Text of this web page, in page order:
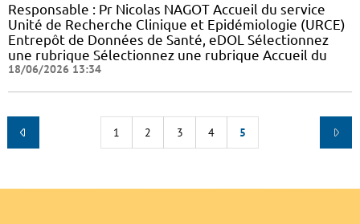
Responsable : Pr Nicolas NAGOT Accueil du service
Unité de Recherche Clinique et Epidémiologie (URCE)
Entrepôt de Données de Santé, eDOL Sélectionnez
une rubrique Sélectionnez une rubrique Accueil du
18/06/2026 13:34
1 2 3 4 5